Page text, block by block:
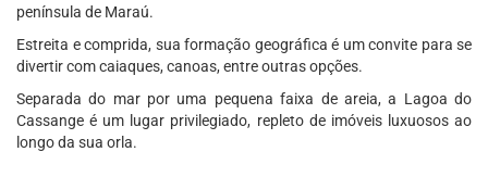
península de Maraú.
Estreita e comprida, sua formação geográfica é um convite para se
divertir com caiaques, canoas, entre outras opções.
Separada do mar por uma pequena faixa de areia, a Lagoa do
Cassange é um lugar privilegiado, repleto de imóveis luxuosos ao
longo da sua orla.